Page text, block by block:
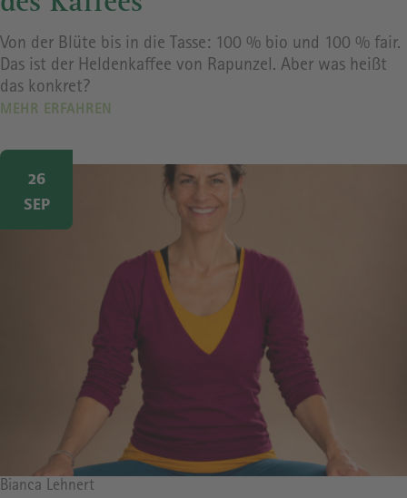
Von der Blüte bis in die Tasse: 100 % bio und 100 % fair.
Das ist der Heldenkaffee von Rapunzel. Aber was heißt
das konkret?
MEHR ERFAHREN
Image
Bildrechte
Bianca Lehnert
26
SEP